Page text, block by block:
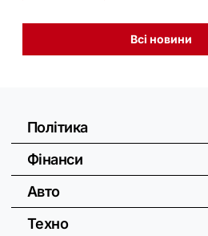
Всі новини
Політика
Фінанси
Авто
Техно